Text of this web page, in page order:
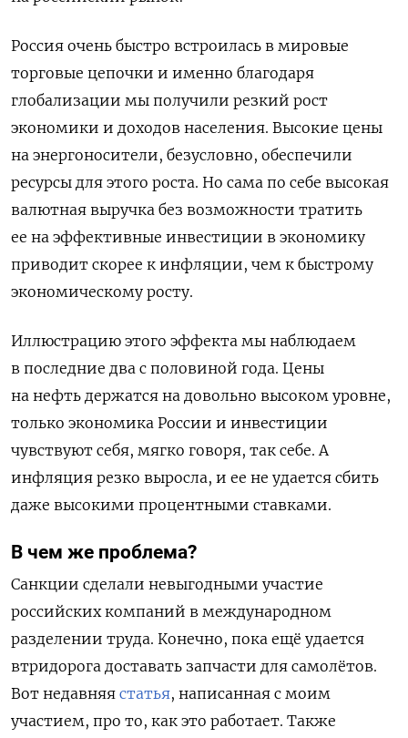
Россия очень быстро встроилась в мировые
торговые цепочки и именно благодаря
глобализации мы получили резкий рост
экономики и доходов населения. Высокие цены
на энергоносители, безусловно, обеспечили
ресурсы для этого роста. Но сама по себе высокая
валютная выручка без возможности тратить
ее на эффективные инвестиции в экономику
приводит скорее к инфляции, чем к быстрому
экономическому росту.
Иллюстрацию этого эффекта мы наблюдаем
в последние два с половиной года. Цены
на нефть держатся на довольно высоком уровне,
только экономика России и инвестиции
чувствуют себя, мягко говоря, так себе. А
инфляция резко выросла, и ее не удается сбить
даже высокими процентными ставками.
В чем же проблема?
Санкции сделали невыгодными участие
российских компаний в международном
разделении труда. Конечно, пока ещё удается
втридорога доставать запчасти для самолётов.
Вот недавняя статья, написанная с моим
участием, про то, как это работает. Также